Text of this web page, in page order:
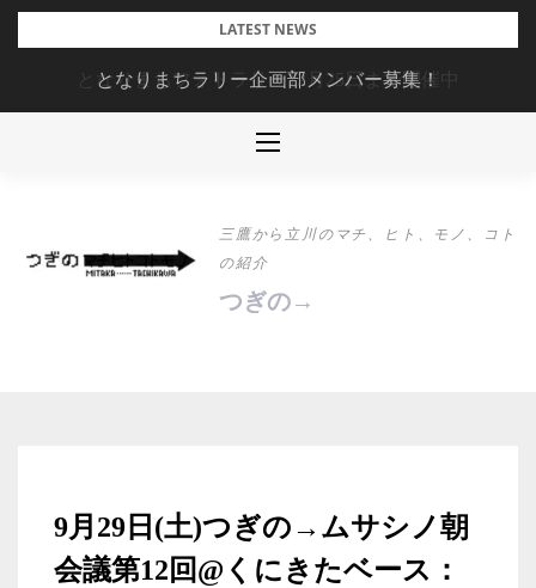
Skip
LATEST NEWS
となりまちラリー企画部メンバー募集！
三鷹から立川のマチ、ヒト、モノ、コト
の紹介
つぎの→
9月29日(土)つぎの→ムサシノ朝
会議第12回@くにきたベース：